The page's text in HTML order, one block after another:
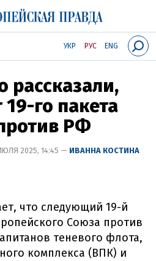
УКР РУС ENG
рассказали,
19-го пакета
РФ
2025, 14:45 — ИВАННА КОСТИНА
что следующий 19-й
Союза против
теневого флота,
комплекса (ВПК) и